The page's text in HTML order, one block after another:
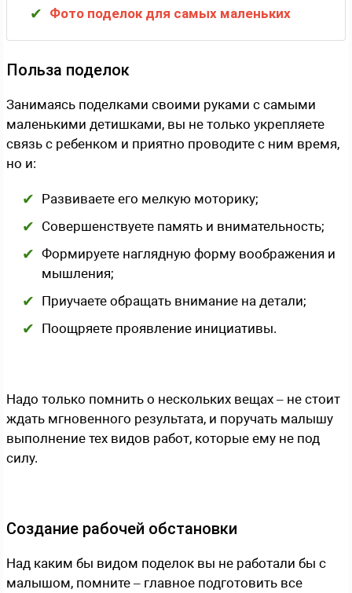
Фото поделок для самых маленьких
Польза поделок
Занимаясь поделками своими руками с самыми
маленькими детишками, вы не только укрепляете
связь с ребенком и приятно проводите с ним время,
но и:
Развиваете его мелкую моторику;
Совершенствуете память и внимательность;
Формируете наглядную форму воображения и
мышления;
Приучаете обращать внимание на детали;
Поощряете проявление инициативы.
Надо только помнить о нескольких вещах – не стоит
ждать мгновенного результата, и поручать малышу
выполнение тех видов работ, которые ему не под
силу.
Создание рабочей обстановки
Над каким бы видом поделок вы не работали бы с
малышом, помните – главное подготовить все